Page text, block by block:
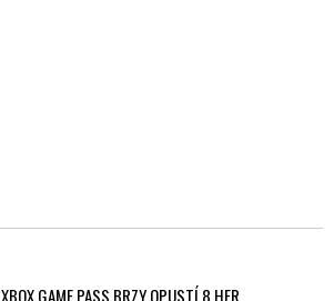
XBOX GAME PASS BRZY OPUSTÍ 8 HER